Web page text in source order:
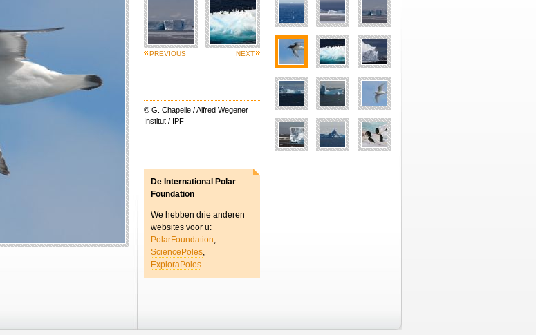
PREVIOUS NEXT
© G. Chapelle / Alfred Wegener
Institut / IPF
De International Polar
Foundation
We hebben drie anderen
websites voor u:
PolarFoundation
SciencePoles
ExploraPoles